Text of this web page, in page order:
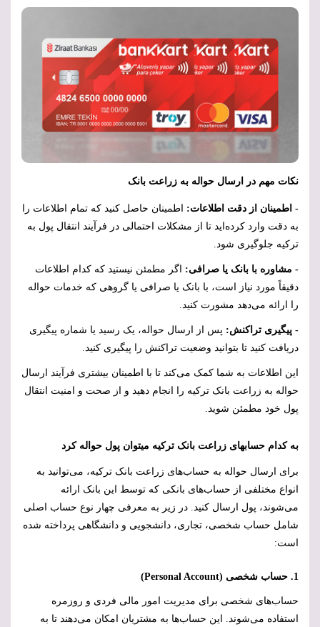
نکات مهم در ارسال حواله به زراعت بانک
- اطمینان از دقت اطلاعات: اطمینان حاصل کنید که تمام اطلاعات را
به دقت وارد کرده‌اید تا از مشکلات احتمالی در فرآیند انتقال پول به
ترکیه جلوگیری شود.
- مشاوره با بانک یا صرافی: اگر مطمئن نیستید که کدام اطلاعات
دقیقاً مورد نیاز است، با بانک یا صرافی یا گروهی که خدمات حواله
را ارائه می‌دهد مشورت کنید.
- پیگیری تراکنش: پس از ارسال حواله، یک رسید یا شماره پیگیری
دریافت کنید تا بتوانید وضعیت تراکنش را پیگیری کنید.
این اطلاعات به شما کمک می‌کند تا با اطمینان بیشتری فرآیند ارسال
حواله به زراعت بانک ترکیه را انجام دهید و از صحت و امنیت انتقال
پول خود مطمئن شوید.
به کدام حسابهای زراعت بانک ترکیه میتوان پول حواله کرد
برای ارسال حواله به حساب‌های زراعت بانک ترکیه، می‌توانید به
انواع مختلفی از حساب‌های بانکی که توسط این بانک ارائه
می‌شوند، پول ارسال کنید. در زیر به معرفی چهار نوع حساب اصلی
شامل حساب شخصی، تجاری، دانشجویی و دانشگاهی پرداخته شده
است:
1. حساب شخصی ( Personal Account
)
حساب‌های شخصی برای مدیریت امور مالی فردی و روزمره
استفاده می‌شوند. این حساب‌ها به مشتریان امکان می‌دهند تا به